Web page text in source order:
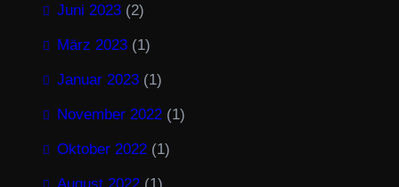
Juni 2023 (2)
März 2023 (1)
Januar 2023 (1)
November 2022 (1)
Oktober 2022 (1)
August 2022 (1)